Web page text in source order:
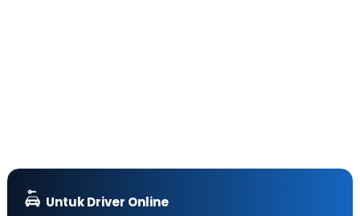
Untuk Driver Online